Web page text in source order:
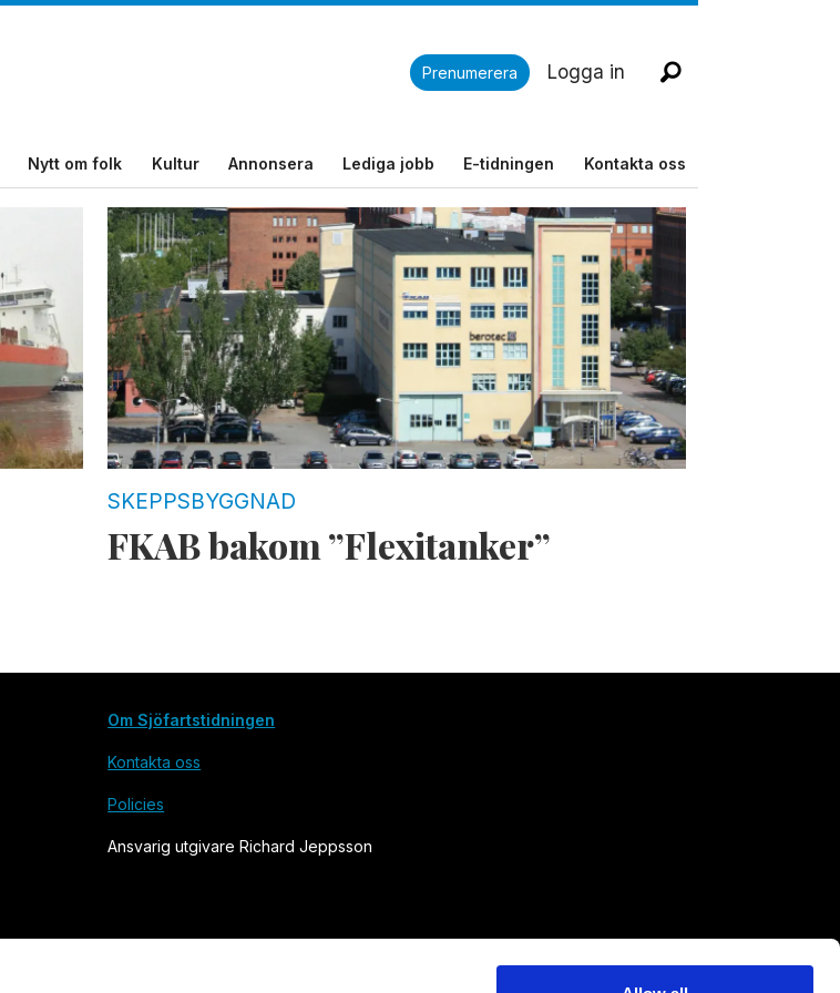
Prenumerera Logga in
Nytt om folk Kultur Annonsera Lediga jobb E-tidningen Kontakta oss
SKEPPSBYGGNAD
FKAB bakom ”Flexitanker”
Om Sjöfartstidningen
Kontakta oss
Policies
Ansvarig utgivare Richard Jeppsson